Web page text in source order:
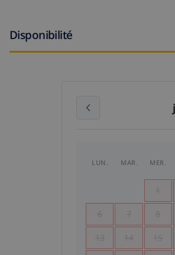
Disponibilité
LUN. MAR. MER.
1
6 7 8
13 14 15